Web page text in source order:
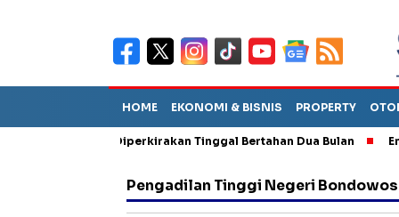
HOME EKONOMI & BISNIS PROPERTY
Sebut TPA Diperkirakan Tinggal Bertahan Dua Bulan Empat
Pengadilan Tinggi Negeri